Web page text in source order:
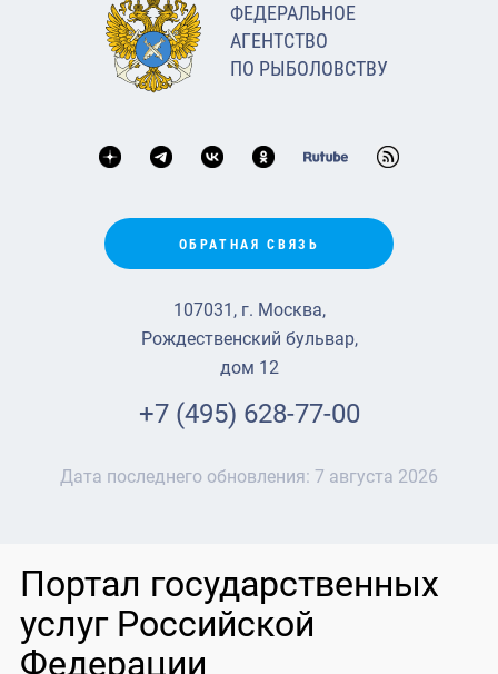
ФЕДЕРАЛЬНОЕ
АГЕНТСТВО
ПО РЫБОЛОВСТВУ
ОБРАТНАЯ СВЯЗЬ
107031, г. Москва,
Рождественский бульвар,
дом 12
+7 (495) 628-77-00
Дата последнего обновления: 7 августа 2026
Портал государственных
услуг Российской
Федерации